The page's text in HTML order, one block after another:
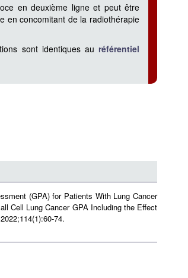
en deuxième ligne et peut être
en concomitant de la radiothérapie
sont identiques au référentiel
(GPA) for Patients With Lung Cancer
Cell Lung Cancer GPA Including the Effect